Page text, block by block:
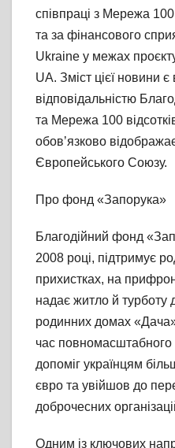
співпраці з Мережа 100
та за фінансового
Ukraine у межах
UA. Зміст цієї новини
відповідальністю
та Мережа 100
обовʼязково
Європейського Союзу.
Про фонд «Запорука»
Благодійний фонд
2008 році, підтримує
прихистках, на
надає житло й турботу
родинних домах
час
допоміг українцям
євро та увійшов до
доброчесних
Одним із ключових